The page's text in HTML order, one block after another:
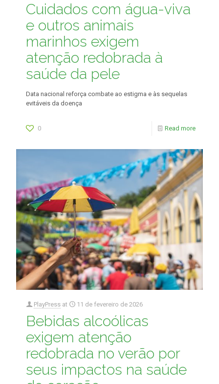
Cuidados com água-viva
e outros animais
marinhos exigem
atenção redobrada à
saúde da pele
Data nacional reforça combate ao estigma e às sequelas
evitáveis da doença
0 Read more
PlayPress at 11 de fevereiro de 2026
Bebidas alcoólicas
exigem atenção
redobrada no verão por
seus impactos na saúde